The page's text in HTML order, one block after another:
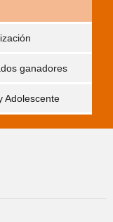
ganadores
Adolescente